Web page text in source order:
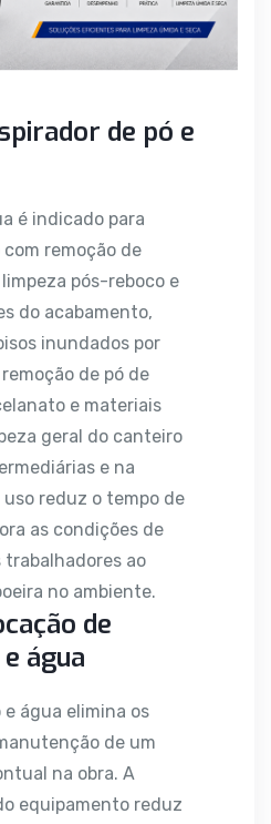
de pó e
é indicado para
remoção de
pós-reboco e
do acabamento,
inundados por
de pó de
e materiais
geral do canteiro
e na
reduz o tempo de
as condições de
trabalhadores ao
no ambiente.
de
água
e água elimina os
de um
na obra. A
equipamento reduz